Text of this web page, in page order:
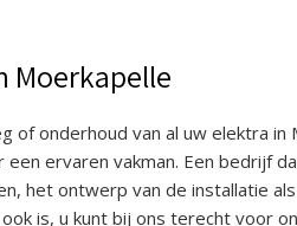
Moerkapelle
of onderhoud van al uw elektra
een ervaren vakman. Een bedrijf
het ontwerp van de installatie
is, u kunt bij ons terecht voor